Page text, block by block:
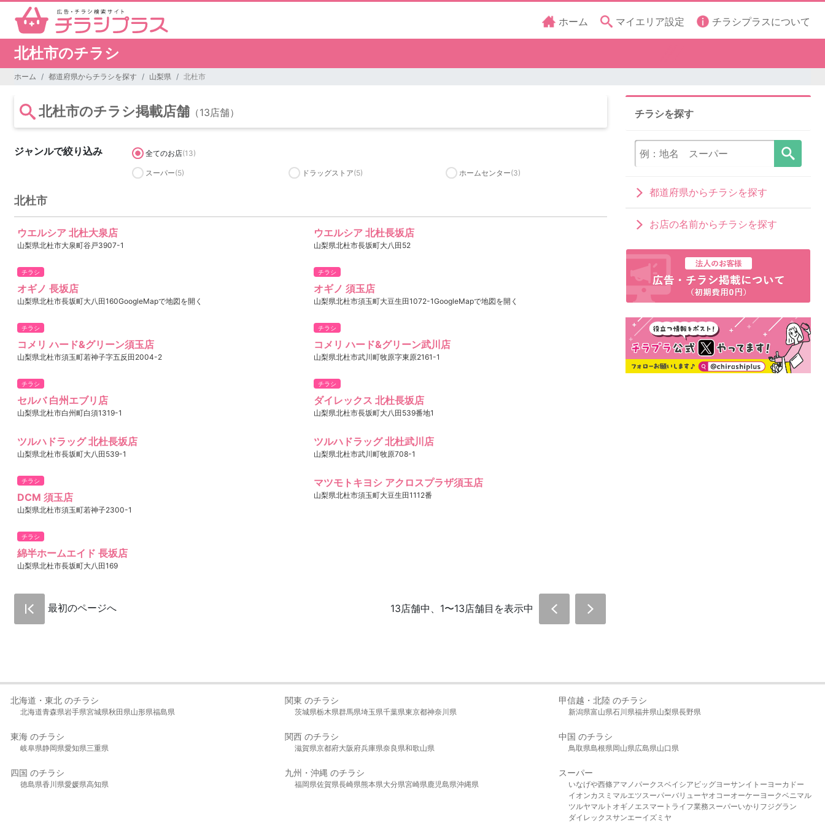
ホーム マイエリア設定 チラシプラスについて
北杜市のチラシ
ホーム 都道府県からチラシを探す 山梨県 北杜市
北杜市のチラシ掲載店舗 （13店舗）
ジャンルで絞り込み 全てのお店(13)
スーパー(5) ドラッグストア(5) ホームセンター(3)
北杜市
ウエルシア 北杜大泉店
山梨県北杜市大泉町谷戸3907-1
ウエルシア 北杜長坂店
山梨県北杜市長坂町大八田52
チラシ
オギノ 長坂店
山梨県北杜市長坂町大八田160GoogleMapで地図を開く
チラシ
オギノ 須玉店
山梨県北杜市須玉町大豆生田1072-1GoogleMapで地図を開く
チラシ
コメリ ハード&グリーン須玉店
山梨県北杜市須玉町若神子字五反田2004-2
チラシ
コメリ ハード&グリーン武川店
山梨県北杜市武川町牧原字東原2161-1
チラシ
セルバ 白州エブリ店
山梨県北杜市白州町白須1319-1
チラシ
ダイレックス 北杜長坂店
山梨県北杜市長坂町大八田539番地1
ツルハドラッグ 北杜長坂店
山梨県北杜市長坂町大八田539-1
ツルハドラッグ 北杜武川店
山梨県北杜市武川町牧原708-1
チラシ
DCM 須玉店
山梨県北杜市須玉町若神子2300-1
マツモトキヨシ アクロスプラザ須玉店
山梨県北杜市須玉町大豆生田1112番
チラシ
綿半ホームエイド 長坂店
山梨県北杜市長坂町大八田169
最初のページへ 13店舗中、1〜13店舗目を表示中
チラシを探す
都道府県からチラシを探す
お店の名前からチラシを探す
北海道・東北 のチラシ
北海道青森県岩手県宮城県秋田県山形県福島県
関東 のチラシ
茨城県栃木県群馬県埼玉県千葉県東京都神奈川県
甲信越・北陸 のチラシ
新潟県富山県石川県福井県山梨県長野県
東海 のチラシ
岐阜県静岡県愛知県三重県
関西 のチラシ
滋賀県京都府大阪府兵庫県奈良県和歌山県
中国 のチラシ
鳥取県島根県岡山県広島県山口県
四国 のチラシ
徳島県香川県愛媛県高知県
九州・沖縄 のチラシ
福岡県佐賀県長崎県熊本県大分県宮崎県鹿児島県沖縄県
スーパー
いなげや西條アマノパークスベイシア ビッグヨーサンイトーヨーカドー
イオンカスミ マルエツスーパーバリューヤオコーオーケー ヨークベニマル
ツルヤマルト オギノ エスマート ライフ業務スーパーいかり フジグラン
ダイレックスサンエーイズミヤ